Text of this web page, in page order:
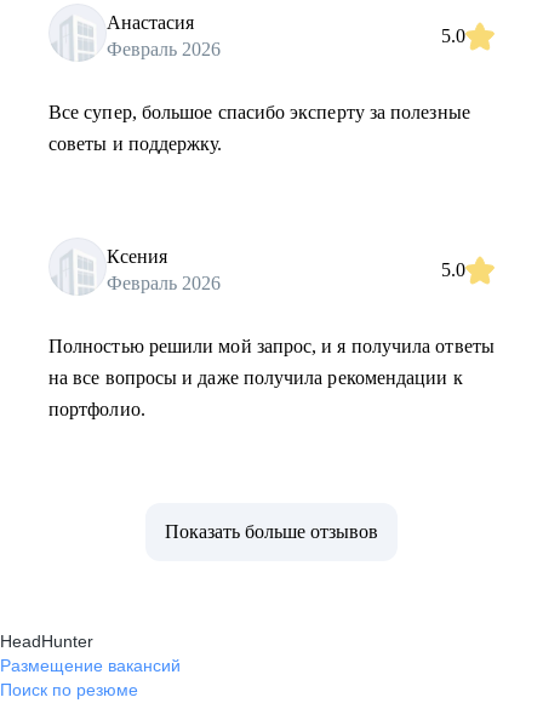
Анастасия
Февраль 2026
5.0
Все супер, большое спасибо эксперту за полезные
советы и поддержку.
Ксения
Февраль 2026
5.0
Полностью решили мой запрос, и я получила ответы
на все вопросы и даже получила рекомендации к
портфолио.
Показать больше отзывов
HeadHunter
Размещение вакансий
Поиск по резюме